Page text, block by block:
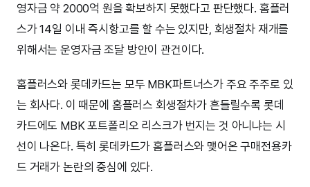
영자금 약 2000억 원을 확보하지 못했다고 판단했다. 홈플러
스가 14일 이내 즉시항고를 할 수는 있지만, 회생절차 재개를
위해서는 운영자금 조달 방안이 관건이다.
홈플러스와 롯데카드는 모두 MBK파트너스가 주요 주주로 있
는 회사다. 이 때문에 홈플러스 회생절차가 흔들릴수록 롯데
카드에도 MBK 포트폴리오 리스크가 번지는 것 아니냐는 시
선이 나온다. 특히 롯데카드가 홈플러스와 맺어온 구매전용카
드 거래가 논란의 중심에 있다.